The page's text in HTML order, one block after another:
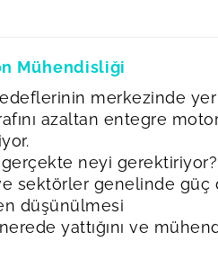
Mühendisliği
merkezinde
azaltan entegre
neyi
sektörler genelinde
düşünülmesi
yattığını ve